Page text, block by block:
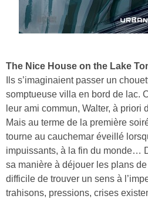
The Nice House on the Lake
Ils s’imaginaient passer un
somptueuse villa en bord de lac.
leur ami commun, Walter, à priori
Mais au terme de la première
tourne au cauchemar éveillé
impuissants, à la fin du monde…
sa manière à déjouer les plans
difficile de trouver un sens à
trahisons, pressions, crises